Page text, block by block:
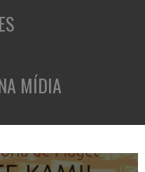
MÍDIA